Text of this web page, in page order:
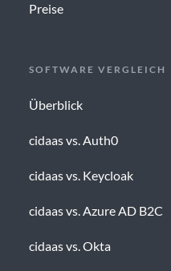
Preise
SOFTWARE VERGLEICH
Überblick
cidaas vs. Auth0
cidaas vs. Keycloak
cidaas vs. Azure AD B2C
cidaas vs. Okta